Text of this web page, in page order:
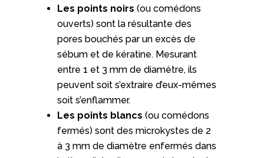
Les points noirs (ou comédons
ouverts) sont la résultante des
pores bouchés par un excès de
sébum et de kératine. Mesurant
entre 1 et 3 mm de diamètre, ils
peuvent soit s’extraire d’eux-mêmes
soit s’enflammer.
Les points blancs (ou comédons
fermés) sont des microkystes de 2
à 3 mm de diamètre enfermés dans